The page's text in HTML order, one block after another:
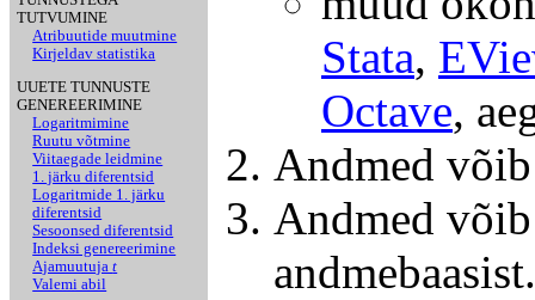
TUTVUMINE
Atribuutide muutmine
Kirjeldav statistika
UUETE TUNNUSTE
GENEREERIMINE
Logaritmimine
Ruutu võtmine
Viitaegade leidmine
1. järku diferentsid
Logaritmide 1. järku
diferentsid
Sesoonsed diferentsid
Indeksi genereerimine
Ajamuutujat
Valemi abil
Stata,
Octave,
Andmed võib
Andmed
andmebaasist.